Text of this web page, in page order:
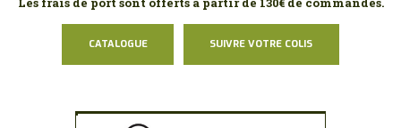
CATALOGUE SUIVRE VOTRE COLIS